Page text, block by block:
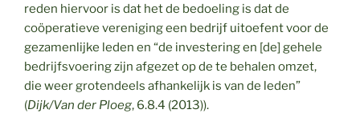
reden hiervoor is dat het de bedoeling is dat de
coöperatieve vereniging een bedrijf uitoefent voor de
gezamenlijke leden en “de investering en [de] gehele
bedrijfsvoering zijn afgezet op de te behalen omzet,
die weer grotendeels afhankelijk is van de leden”
(Dijk/Van der Ploeg, 6.8.4 (2013)).